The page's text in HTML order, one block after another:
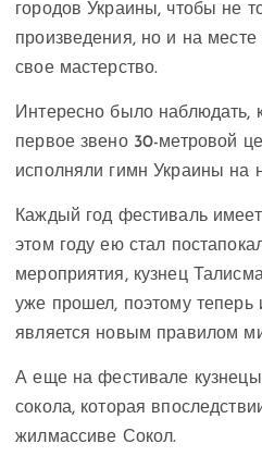
городов Украины, чтобы не
произведения, но и на
свое мастерство.
Интересно было наблюдать,
первое звено 30-метровой
исполняли гимн Украины на
Каждый год фестиваль
этом году ею стал
мероприятия, кузнец
уже прошел, поэтому теперь
является новым правилом
А еще на фестивале кузнецы
сокола, которая
жилмассиве Сокол.